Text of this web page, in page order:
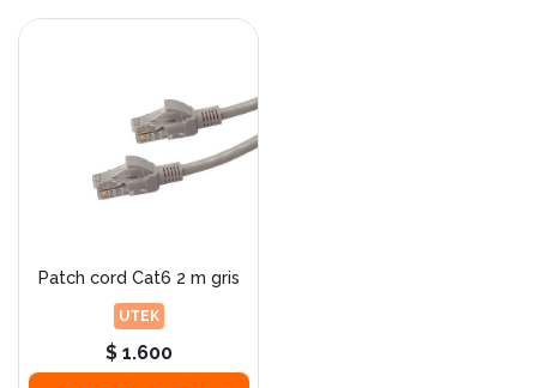
Patch cord Cat6 2 m gris
UTEK
$ 1.600